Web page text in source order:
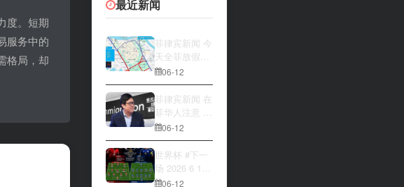
度。短期
服务中的
格局，却
最近新闻
菲律宾新闻 今
天全菲放假‼️
马尼拉多地封
路
06-12
菲律宾新闻 在
菲华人注意 近
期出现假冒移
民局执法人员
上门敲诈案
件，已有多人
举报中招
06-12
世界杯 #下一
场 2026 6 12
15:00整 加拿
06-12